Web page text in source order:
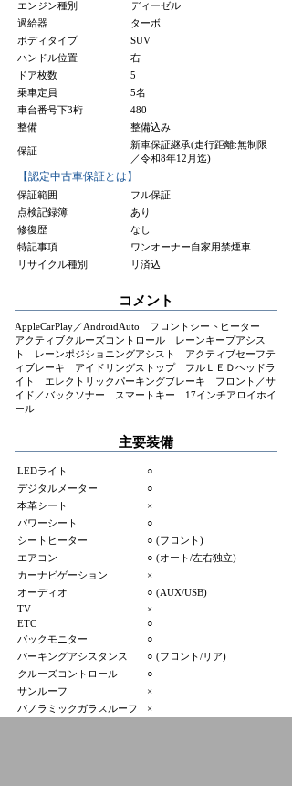
エンジン種別
ディーゼル
過給器
ターボ
ボディタイプ
SUV
ハンドル位置
右
ドア枚数
5
乗車定員
5名
車台番号下3桁
480
整備
整備込み
保証
新車保証継承(走行距離:無制限
／令和8年12月迄)
【認定中古車保証とは】
保証範囲
フル保証
点検記録簿
あり
修復歴
なし
特記事項
ワンオーナー自家用禁煙車
リサイクル種別
リ済込
コメント
AppleCarPlay／AndroidAuto フロントシートヒーター
アクティブクルーズコントロール レーンキープアシス
ト レーンポジショニングアシスト アクティブセーフテ
ィブレーキ アイドリングストップ フルＬＥＤヘッドラ
イト エレクトリックパーキングブレーキ フロント／サ
イド／バックソナー スマートキー 17インチアロイホイ
ール
主要装備
LEDライト
○
デジタルメーター
○
本革シート
×
パワーシート
○
シートヒーター
○ (フロント)
エアコン
○ (オート/左右独立)
カーナビゲーション
×
オーディオ
○ (AUX/USB)
TV
×
ETC
○
バックモニター
○
パーキングアシスタンス
○ (フロント/リア)
クルーズコントロール
○
サンルーフ
×
パノラミックガラスルーフ
×